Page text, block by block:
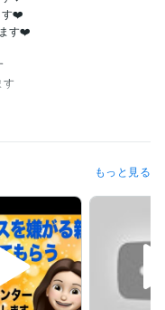
❤️
す❤️
もございますが、DMへご
お伝えすることが可能で
もっと見る